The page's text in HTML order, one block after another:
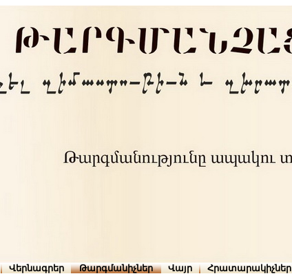
Վերնագրեր Թարգմանիչներ Վայր Հրատարակիչներ